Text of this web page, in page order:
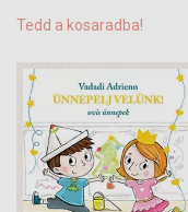
Tedd a kosaradba!